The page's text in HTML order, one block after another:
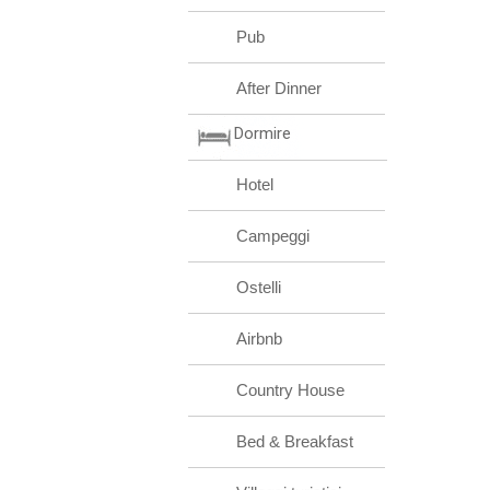
Pub
After Dinner
Dormire
Hotel
Campeggi
Ostelli
Airbnb
Country House
Bed & Breakfast